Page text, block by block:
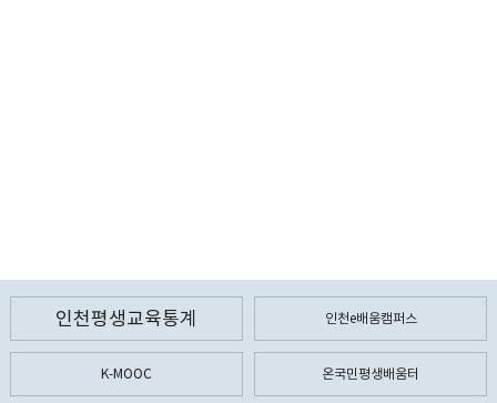
인천평생교육통계 인천e배움캠퍼스
K-MOOC 온국민평생배움터